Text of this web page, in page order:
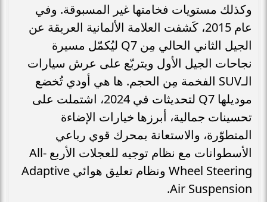
وكذلك مستويات فخامتها غير المسبوقة. وفي
عام 2015، كَشفت العلامة الألمانية العريقة عن
الجيل الثاني الحالي مِن Q7 ليُكمّل مسيرة
نجاحات الجيل الأول ويتربّع على عرش سيارات
الـSUV الفخمة مِن الحجم. ها هي أودي تُخضع
موديلها Q7 لتحديثات في 2024، اشتملت على
تحسينات جمالية، أبرزها خيارات الإضاءة
المتطوّرة، والاستعانة بمحرك قوي رباعي
الأسطوانات مع نظام توجيه للعجلات الأربع All-
Wheel Steering ونظام تعليق هوائي Adaptive
Air Suspension.